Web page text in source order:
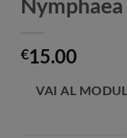
€15.00